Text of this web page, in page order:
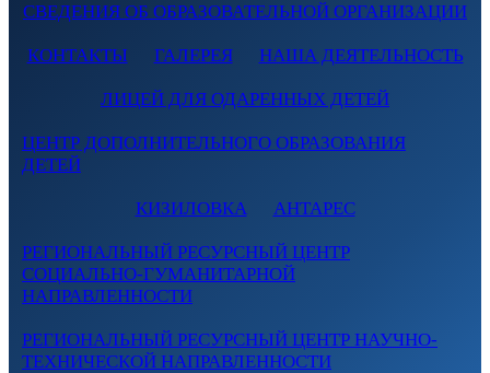
СВЕДЕНИЯ ОБ ОБРАЗОВАТЕЛЬНОЙ ОРГАНИЗАЦИИ
КОНТАКТЫ ГАЛЕРЕЯ НАША ДЕЯТЕЛЬНОСТЬ
ЛИЦЕЙ ДЛЯ ОДАРЕННЫХ ДЕТЕЙ
ЦЕНТР ДОПОЛНИТЕЛЬНОГО ОБРАЗОВАНИЯ
ДЕТЕЙ
КИЗИЛОВКА АНТАРЕС
РЕГИОНАЛЬНЫЙ РЕСУРСНЫЙ ЦЕНТР
СОЦИАЛЬНО-ГУМАНИТАРНОЙ
НАПРАВЛЕННОСТИ
РЕГИОНАЛЬНЫЙ РЕСУРСНЫЙ ЦЕНТР НАУЧНО-
ТЕХНИЧЕСКОЙ НАПРАВЛЕННОСТИ